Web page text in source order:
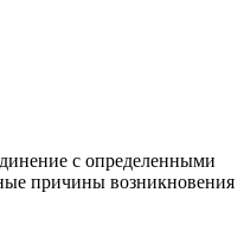
с определенными
причины возникновения